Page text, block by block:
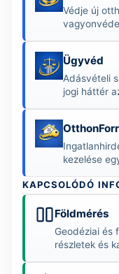
Védje új
Ügyvéd
Adásvételi
jogi háttér
kezelése
KAPCSOLÓDÓ
Földmérés
Geodéziai és
részletek és